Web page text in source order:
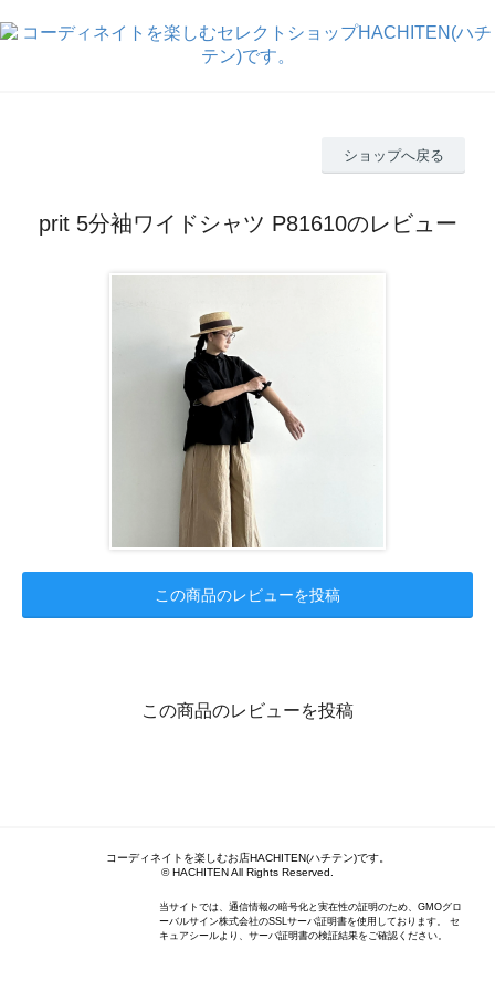
ショップへ戻る
prit 5分袖ワイドシャツ P81610のレビュー
この商品のレビューを投稿
この商品のレビューを投稿
コーディネイトを楽しむお店HACHITEN(ハチテン)です。
© HACHITEN All Rights Reserved.
当サイトでは、通信情報の暗号化と実在性の証明のため、GMOグロ
ーバルサイン株式会社のSSLサーバ証明書を使用しております。 セ
キュアシールより、サーバ証明書の検証結果をご確認ください。